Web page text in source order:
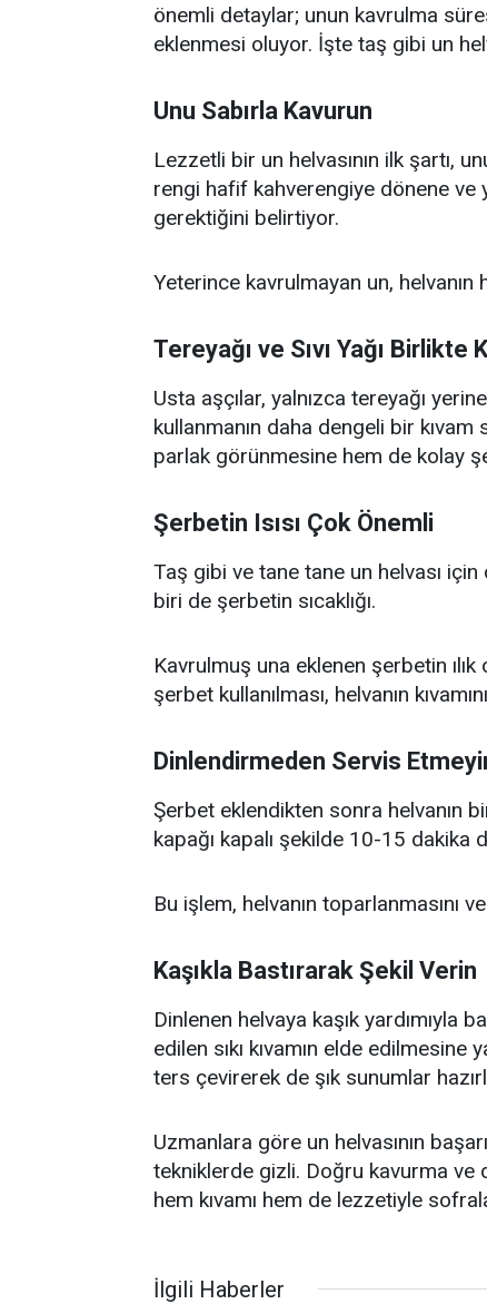
önemli detaylar; unun kavrulma
eklenmesi oluyor. İşte taş gibi un
Unu Sabırla Kavurun
Lezzetli bir un helvasının ilk şartı,
rengi hafif kahverengiye dönene ve
gerektiğini belirtiyor.
Yeterince kavrulmayan un, helvanın
Tereyağı ve Sıvı Yağı Birlikte
Usta aşçılar, yalnızca tereyağı
kullanmanın daha dengeli bir kıvam
parlak görünmesine hem de kolay
Şerbetin Isısı Çok Önemli
Taş gibi ve tane tane un helvası
biri de şerbetin sıcaklığı.
Kavrulmuş una eklenen şerbetin
şerbet kullanılması, helvanın
Dinlendirmeden Servis
Şerbet eklendikten sonra helvanın
kapağı kapalı şekilde 10-15 dakika
Bu işlem, helvanın toparlanmasını
Kaşıkla Bastırarak Şekil Verin
Dinlenen helvaya kaşık yardımıyla
edilen sıkı kıvamın elde edilmesine
ters çevirerek de şık sunumlar
Uzmanlara göre un helvasının
tekniklerde gizli. Doğru kavurma ve
hem kıvamı hem de lezzetiyle
İlgili Haberler